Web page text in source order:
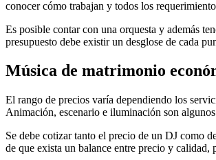
conocer cómo trabajan y todos los
Es posible contar con una orquesta y además
presupuesto debe existir un desglose de cada
Música de matrimonio
El rango de precios varía dependiendo los
Animación, escenario e iluminación son
Se debe cotizar tanto el precio de un DJ como
de que exista un balance entre precio y